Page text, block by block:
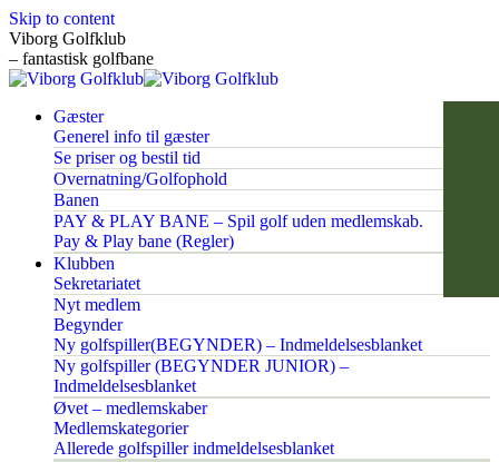
Skip to content
Viborg Golfklub
– fantastisk golfbane
Gæster
Generel info til gæster
Se priser og bestil tid
Overnatning/Golfophold
Banen
PAY & PLAY BANE – Spil golf uden medlemskab.
Pay & Play bane (Regler)
Klubben
Sekretariatet
Nyt medlem
Begynder
Ny golfspiller(BEGYNDER) – Indmeldelsesblanket
Ny golfspiller (BEGYNDER JUNIOR) –
Indmeldelsesblanket
Øvet – medlemskaber
Medlemskategorier
Allerede golfspiller indmeldelsesblanket